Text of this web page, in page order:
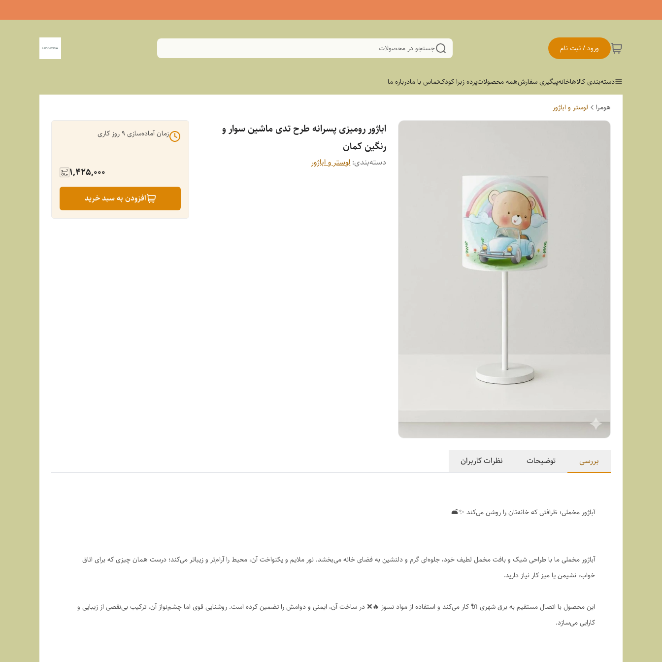
ورود / ثبت نام جستجو در محصولات
دسته‌بندی کالاهاخانهپیگیری سفارشهمه محصولاتپرده زبرا کودکتماس با مادرباره ما
هومرا لوستر و اباژور
اباژور رومیزی پسرانه طرح تدی ماشین سوار و
رنگین کمان
دسته‌بندی:لوستر و اباژور
زمان آماده‌سازی9 روز کاری
1,425,000
افزودن به سبد خرید
بررسی توضیحات نظرات کاربران
آباژور مخملی؛ ظرافتی که خانه‌تان را روشن می‌کند ✨🛋️
آباژور مخملی ما با طراحی شیک و بافت مخمل لطیف خود، جلوه‌ای گرم و دلنشین به فضای خانه می‌بخشد. نور ملایم و یکنواخت آن، محیط را آرام‌تر و زیباتر می‌کند؛ درست همان چیزی که برای اتاق
خواب، نشیمن یا میز کار نیاز دارید.
این محصول با اتصال مستقیم به برق شهری 🔌 کار می‌کند و استفاده از مواد نسوز 🔥❌ در ساخت آن، ایمنی و دوامش را تضمین کرده است. روشنایی قوی اما چشم‌نواز آن، ترکیب بی‌نقصی از زیبایی و
کارایی می‌سازد.